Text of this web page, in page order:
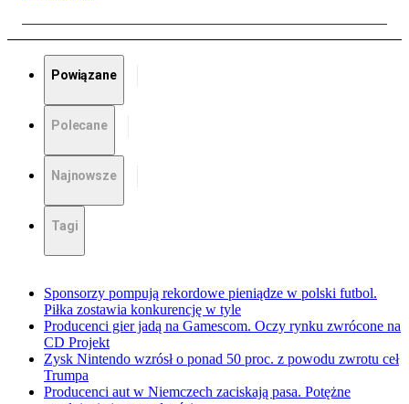
Powiązane
Polecane
Najnowsze
Tagi
Sponsorzy pompują rekordowe pieniądze w polski futbol.
Piłka zostawia konkurencję w tyle
Producenci gier jadą na Gamescom. Oczy rynku zwrócone na
CD Projekt
Zysk Nintendo wzrósł o ponad 50 proc. z powodu zwrotu ceł
Trumpa
Producenci aut w Niemczech zaciskają pasa. Potężne